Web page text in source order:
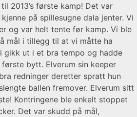
2013’s første kamp! Det var
på spillesugne dala jenter. Vi
og var helt tente før kamp. Vi ble
mål i tillegg til at vi måtte ha
gikk ut i et bra tempo og hadde
bytt. Elverum sin keeper
redninger deretter spratt hun
ballen fremover. Elverum sitt
Kontringene ble enkelt stoppet
Det var skudd på mål,